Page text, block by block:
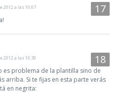
2012 a las 10:07
2012 a las 10:39
es problema de la plantilla sino de
arriba. Si te fijas en esta parte verás
en negrita: